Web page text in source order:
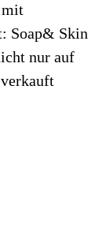
mit
Soap& Skin
nur auf